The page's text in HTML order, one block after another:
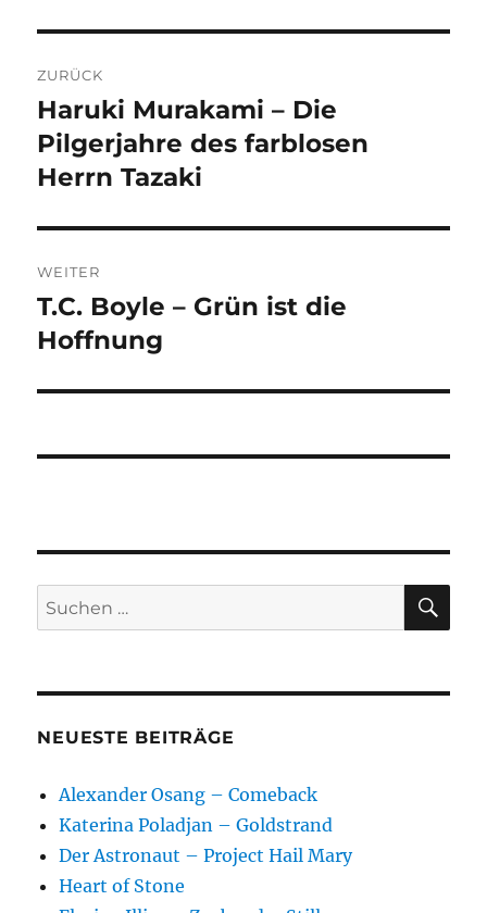
ZURÜCK
Vorheriger
Beitrag:
Haruki Murakami – Die
Pilgerjahre des farblosen
Herrn Tazaki
WEITER
Nächster
Beitrag:
T.C. Boyle – Grün ist die
Hoffnung
Suchen
nach:
NEUESTE BEITRÄGE
Alexander Osang – Comeback
Katerina Poladjan – Goldstrand
Der Astronaut – Project Hail Mary
Heart of Stone